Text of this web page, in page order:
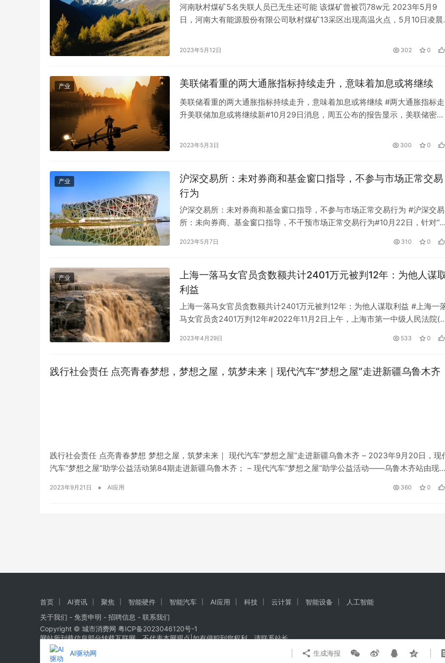
AI驱动网 生成海报
河南耿村煤矿5名失联人员已无生还可能 该煤矿曾被罚78w元 2023年5月9
日，河南大有能源股份有限公司耿村煤矿13采区出现高温火点，5月10日凌晨
经专家组研判，共有5名失联人员，现已无生还可能。目前采区火情依然持续，
2023年5月12日 302 0
产业 美联储看重的两大通胀指标持续走升，意味着加息或将继续
美联储看重的两大通胀指标持续走升，意味着加息或将继续 #两大通胀指标走
升美联储加息或将继续新#10月29日消息，周五公布的报告显示，美联储密切
息。衡量薪资和福利的广义指标就业成本指数(ECI)第三季度上涨1.2%，略低于
2023年5月3日 300 0
产业
沪深交易所：未对券商和基金窗口指导，不参与市场正常交易
行为
沪深交易所：未对券商和基金窗口指导，不参与市场正常交易行为 #沪深交易
所：未向券商、基金窗口指导，不干预市场正常交易行为#10月22日，针对“境
交所表示，本所关注到近期有关于交易所对券商、基金等市场机构进行指导的
市场化、…
2023年5月7日 310 0
产业
上海一落马女官员贪数额共计2401万元被判12年：为他人谋取
利益
上海一落马女官员贪数额共计2401万元被判12年：为他人谋取利益 #上海一
马女官员贪2401万判12年#2022年11月2日上午，上海市第一中级人民法院(
党委书记、局长唐丽娜受贿案。上海市一中院经审理查明，2007年至2021
2023年4月29日 533 0
践行社会责任 点亮青春梦想，梦想之屋，筑梦未来｜现代汽车“梦想之屋”走进新疆乌鲁木齐
践行社会责任 点亮青春梦想 梦想之屋，筑梦未来｜ 现代汽车“梦想之屋”走进新疆乌鲁木齐 – 2023年9月20日，现
汽车“梦想之屋”助学公益活动第84期走进新疆乌鲁木齐； – 现代汽车“梦想之屋”助学公益活动——乌鲁木齐站由现代
2023年9月21日 • AI应用 360 0
首页 AI资讯 聚焦 智能硬件 智能汽车 AI应用 科技 云计算 智能设备
人工智能
关于我们 - 免责申明 - 招聘信息 - 联系我们
Copyright © 城市消费网 粤ICP备2023046120号-1
网站所刊载信息部分转载互联网，不代表本网观点|如有侵犯到您权利，请联系站长